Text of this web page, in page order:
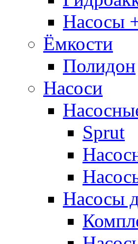
Насосы
Ёмкости
Полидон
Насоси
Sprut
Насосы